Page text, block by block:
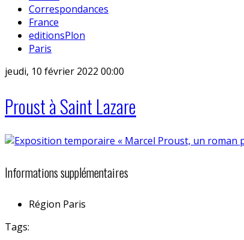
Correspondances
France
editionsPlon
Paris
jeudi, 10 février 2022 00:00
Proust à Saint Lazare
Informations supplémentaires
Région Paris
Tags: